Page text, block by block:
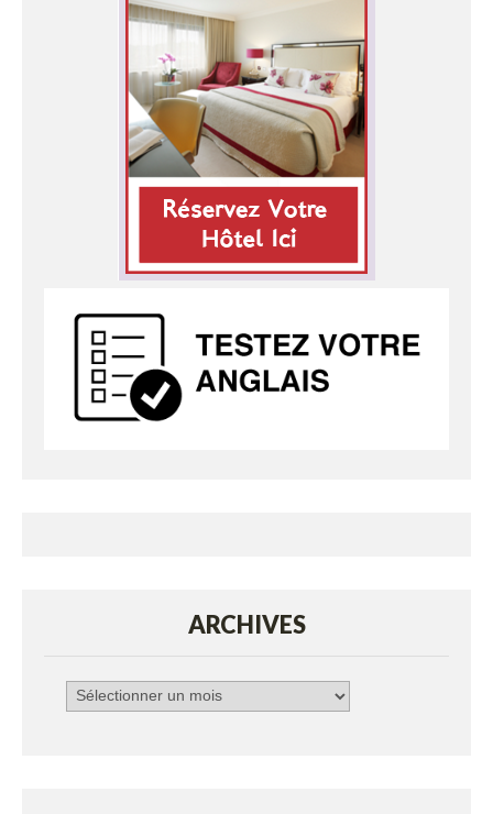
ARCHIVES
Archives